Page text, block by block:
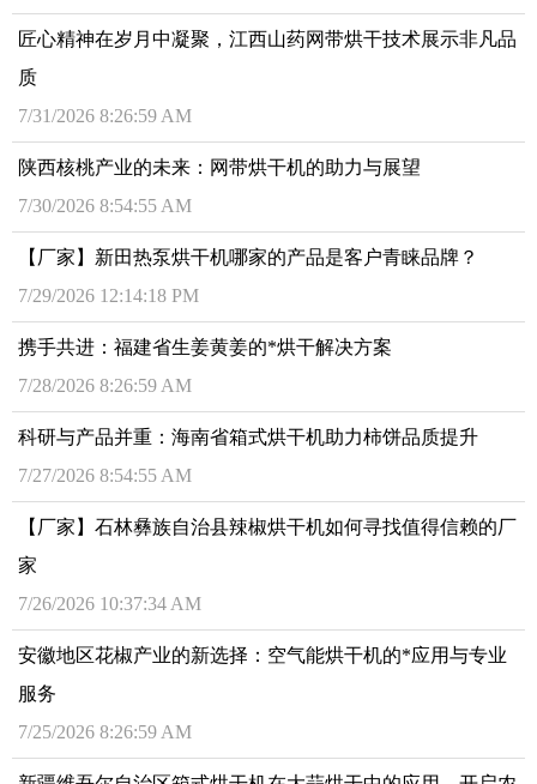
匠心精神在岁月中凝聚，江西山药网带烘干技术展示非凡品
质
7/31/2026 8:26:59 AM
陕西核桃产业的未来：网带烘干机的助力与展望
7/30/2026 8:54:55 AM
【厂家】新田热泵烘干机哪家的产品是客户青睐品牌？
7/29/2026 12:14:18 PM
携手共进：福建省生姜黄姜的*烘干解决方案
7/28/2026 8:26:59 AM
科研与产品并重：海南省箱式烘干机助力柿饼品质提升
7/27/2026 8:54:55 AM
【厂家】石林彝族自治县辣椒烘干机如何寻找值得信赖的厂
家
7/26/2026 10:37:34 AM
安徽地区花椒产业的新选择：空气能烘干机的*应用与专业
服务
7/25/2026 8:26:59 AM